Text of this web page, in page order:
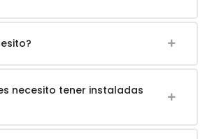
necesito tener instaladas